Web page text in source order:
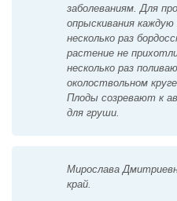
заболеваниям. Для
опрыскивания
несколько раз
растение не
несколько раз
околоствольном
Плоды созревают к
для груши.
Мирослава
край.